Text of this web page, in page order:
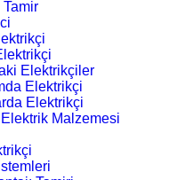
Elektrikçiler
Elektrikçi
Elektrikçi
Malzemesi